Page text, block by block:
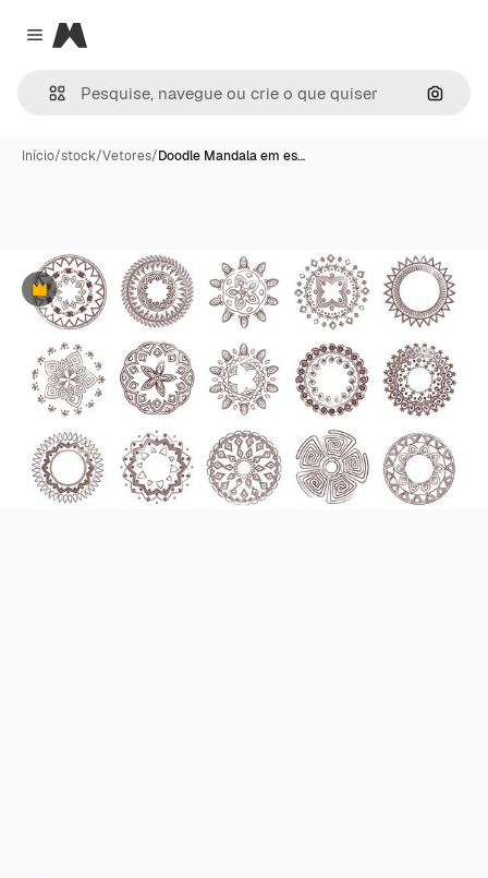
Close menu
Magnific
Início/stock/Vetores/Doodle Mandala em es…
Premium